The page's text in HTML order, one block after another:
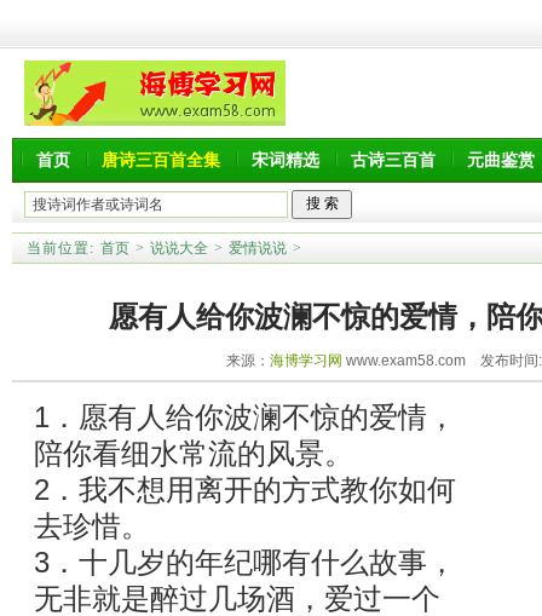
首页 唐诗三百首全集 宋词精选 古诗三百首 元曲鉴赏
当前位置: 首页 > 说说大全 > 爱情说说 >
愿有人给你波澜不惊的爱情，陪
来源： 海博学习网 www.exam58.com 发布时间
1．愿有人给你波澜不惊的爱情，
陪你看细水常流的风景。
2．我不想用离开的方式教你如何
去珍惜。
3．十几岁的年纪哪有什么故事，
无非就是醉过几场酒，爱过一个